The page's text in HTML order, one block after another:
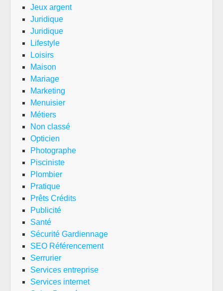
Jeux argent
Juridique
Juridique
Lifestyle
Loisirs
Maison
Mariage
Marketing
Menuisier
Métiers
Non classé
Opticien
Photographe
Pisciniste
Plombier
Pratique
Prêts Crédits
Publicité
Santé
Sécurité Gardiennage
SEO Référencement
Serrurier
Services entreprise
Services internet